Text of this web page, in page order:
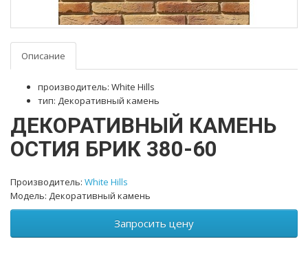
Описание
производитель: White Hills
тип: Декоративный камень
ДЕКОРАТИВНЫЙ КАМЕНЬ
ОСТИЯ БРИК 380-60
Производитель: White Hills
Модель: Декоративный камень
Запросить цену